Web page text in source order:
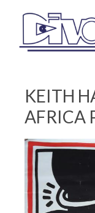
KEITH
AFRICA